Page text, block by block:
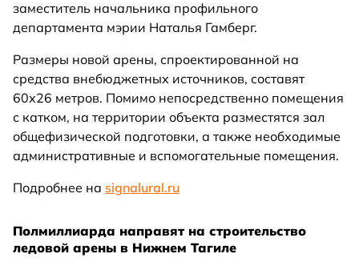
заместитель начальника профильного
департамента мэрии Наталья Гамберг.
Размеры новой арены, спроектированной на
средства внебюджетных источников, составят
60х26 метров. Помимо непосредственно помещения
с катком, на территории объекта разместятся зал
общефизической подготовки, а также необходимые
административные и вспомогательные помещения.
Подробнее на signalural.ru
Полмиллиарда направят на строительство
ледовой арены в Нижнем Тагиле